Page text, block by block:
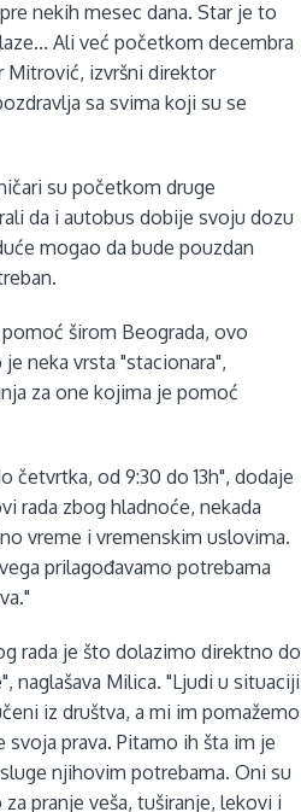
nekih mesec dana. Star je to
Ali već početkom decembra
Mitrović, izvršni direktor
sa svima koji su se
su početkom druge
da i autobus dobije svoju dozu
mogao da bude pouzdan
širom Beograda, ovo
neka vrsta "stacionara",
za one kojima je pomoć
četvrtka, od 9:30 do 13h", dodaje
rada zbog hladnoće, nekada
vreme i vremenskim uslovima.
prilagođavamo potrebama
rada je što dolazimo direktno do
naglašava Milica. "Ljudi u situaciji
iz društva, a mi im pomažemo
prava. Pitamo ih šta im je
njihovim potrebama. Oni su
pranje veša, tuširanje, lekovi i